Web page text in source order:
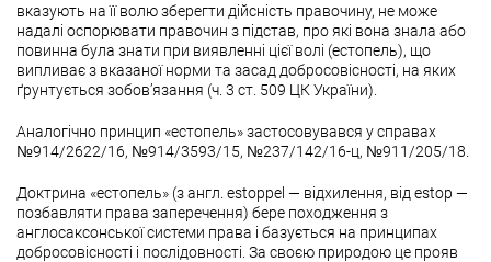
вказують на її волю зберегти дійсність правочину, не може
надалі оспорювати правочин з підстав, про які вона знала або
повинна була знати при виявленні цієї волі (естопель), що
випливає з вказаної норми та засад добросовісності, на яких
ґрунтується зобов’язання (ч. 3 ст. 509 ЦК України).
Аналогічно принцип «естопель» застосовувався у справах
№914/2622/16, №914/3593/15, №237/142/16-ц, №911/205/18.
Доктрина «естопель» (з англ. estoppel — відхилення, від estop —
позбавляти права заперечення) бере походження з
англосаксонської системи права і базується на принципах
добросовісності і послідовності. За своєю природою це прояв